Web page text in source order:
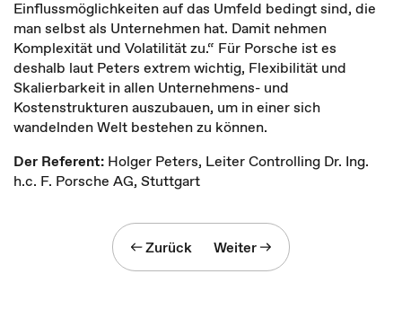
Einflussmöglichkeiten auf das Umfeld bedingt sind, die
man selbst als Unternehmen hat. Damit nehmen
Komplexität und Volatilität zu.“ Für Porsche ist es
deshalb laut Peters extrem wichtig, Flexibilität und
Skalierbarkeit in allen Unternehmens- und
Kostenstrukturen auszubauen, um in einer sich
wandelnden Welt bestehen zu können.
Der Referent: Holger Peters, Leiter Controlling Dr. Ing.
h.c. F. Porsche AG, Stuttgart
Zurück Weiter